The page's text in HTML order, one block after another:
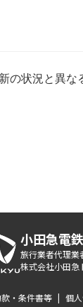
の状況と異な
小田急電
旅行業者代理業
株式会社小田急
・条件書等 | 個